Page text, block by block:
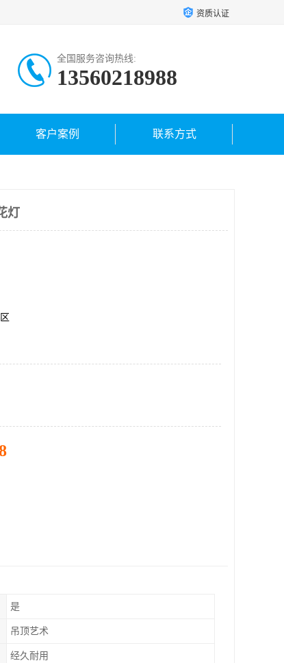
资质认证
全国服务咨询热线:
13560218988
客户案例 联系方式
灯
是
吊顶艺术
经久耐用